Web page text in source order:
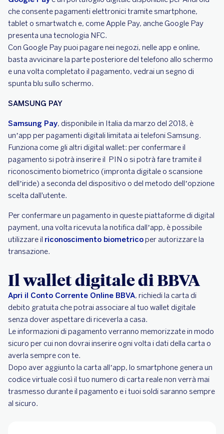
che consente pagamenti elettronici tramite smartphone,
tablet o smartwatch e, come Apple Pay, anche Google Pay
presenta una tecnologia NFC.
Con Google Pay puoi pagare nei negozi, nelle app e online,
basta avvicinare la parte posteriore del telefono allo schermo
e una volta completato il pagamento, vedrai un segno di
spunta blu sullo schermo.
SAMSUNG PAY
Samsung Pay, disponibile in Italia da marzo del 2018, è
un’app per pagamenti digitali limitata ai telefoni Samsung.
Funziona come gli altri digital wallet: per confermare il
pagamento si potrà inserire il PIN o si potrà fare tramite il
riconoscimento biometrico (impronta digitale o scansione
dell’iride) a seconda del dispositivo o del metodo dell’opzione
scelta dall'utente.
Per confermare un pagamento in queste piattaforme di digital
payment, una volta ricevuta la notifica dall’app, è possibile
utilizzare il riconoscimento biometricoper autorizzare la
transazione.
Il wallet digitale di BBVA
Apri il Conto Corrente Online BBVA, richiedi la carta di
debito gratuita che potrai associare al tuo wallet digitale
senza dover aspettare di riceverla a casa.
Le informazioni di pagamento verranno memorizzate in modo
sicuro per cui non dovrai inserire ogni volta i dati della carta o
averla sempre con te.
Dopo aver aggiunto la carta all’app, lo smartphone genera un
codice virtuale così il tuo numero di carta reale non verrà mai
trasmesso durante il pagamento e i tuoi soldi saranno sempre
al sicuro.